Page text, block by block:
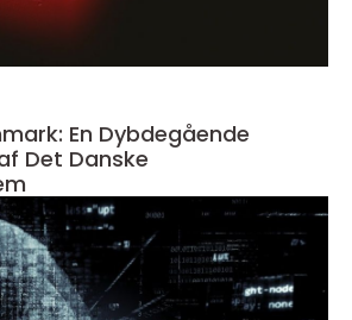
En Dybdegående
Det Danske